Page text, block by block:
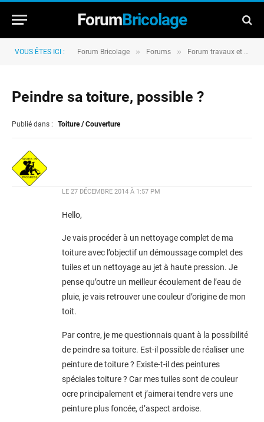
ForumBricolage
VOUS ÊTES ICI : Forum Bricolage » Forums » Forum travaux et rénovation
Peindre sa toiture, possible ?
Publié dans : Toiture / Couverture
LE 27 DÉCEMBRE 2014 À 1:57 PM
Hello,
Je vais procéder à un nettoyage complet de ma
toiture avec l’objectif un démoussage complet des
tuiles et un nettoyage au jet à haute pression. Je
pense qu’outre un meilleur écoulement de l’eau de
pluie, je vais retrouver une couleur d’origine de mon
toit.
Par contre, je me questionnais quant à la possibilité
de peindre sa toiture. Est-il possible de réaliser une
peinture de toiture ? Existe-t-il des peintures
spéciales toiture ? Car mes tuiles sont de couleur
ocre principalement et j’aimerai tendre vers une
peinture plus foncée, d’aspect ardoise.